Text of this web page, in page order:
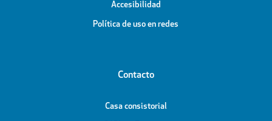
Accesibilidad
Política de uso en redes
Contacto
Casa consistorial